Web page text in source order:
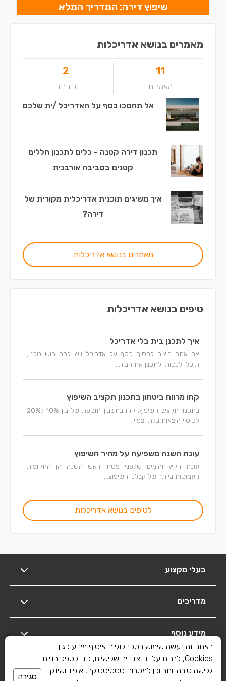
שיפוץ דירה: המדריך המלא
מאמרים בנושא אדריכלות
11
מאמרים
2
כותבים
אל תחסכו כסף על האדריכל /ית שלכם
תכנון דירה קטנה - כלים לתכנון חללים
קטנים בסביבה אורבנית
איך משיגים תוכנית אדריכלית מקורית של
דירה?
מאמרים בנושא אדריכלות
טיפים בנושא אדריכלות
איך לתכנן בית בלי אדריכל
אם אתם רוצים לחסוך כסף על אדריכל ויש לכם חוש טכני,
תוכלו לנסות ולתכנן את הבית...
קחו מרווח ביטחון בתכנון תקציב השיפוץ
בתכנון תקציב השיפוץ, קחו בחשבון תוספת של בין 10% ל20%
לכיסוי הוצאות בלתי צפוי...
עונת השנה משפיעה על מחיר השיפוץ
עונת הקיץ והימים שלפני פסח וראש השנה הן התקופות
העמוסות ביותר של קבלני השיפוצ...
לטיפים בנושא אדריכלות
בעלי מקצוע
מדריכים
מידע נוסף
יצירת קשר
באתר זה נעשה שימוש בטכנולוגיות איסוף מידע כגון
Cookies, לרבות על ידי צדדים שלישיים, כדי לספק חוויית
גלישה טובה יותר וכן למטרות סטטיסטיקה, איפיון ושיווק.
סגירה